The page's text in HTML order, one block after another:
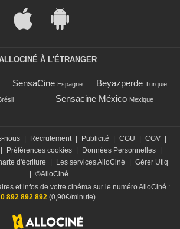
À L'ÉTRANGER
SensaCine Espagne Beyazperde Turquie
Sensacine México Mexique
nous Recrutement Publicité CGU CGV
Préférences cookies Données Personnelles
d'écriture Les services AlloCiné
Gérer Utiq
©AlloCiné
et infos de votre cinéma sur le numéro AlloCiné :
0 892 892 892(0,90€/minute)